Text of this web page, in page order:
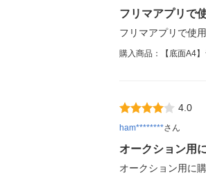
フリマアプリで
フリマアプリで使
購入商品：【底面A4
4.0
ham********さん
オークション用
オークション用に